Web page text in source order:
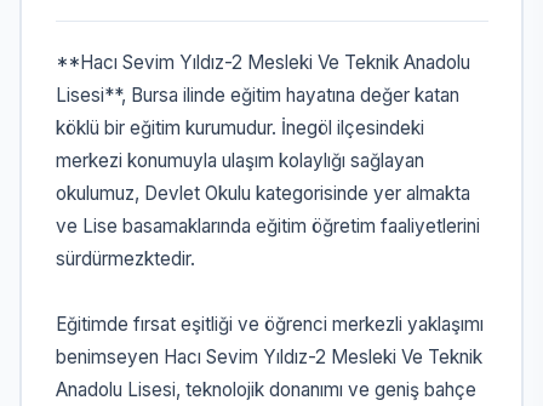
**Hacı Sevim Yıldız-2 Mesleki Ve Teknik Anadolu
Lisesi**, Bursa ilinde eğitim hayatına değer katan
köklü bir eğitim kurumudur. İnegöl ilçesindeki
merkezi konumuyla ulaşım kolaylığı sağlayan
okulumuz, Devlet Okulu kategorisinde yer almakta
ve Lise basamaklarında eğitim öğretim faaliyetlerini
sürdürmezktedir.
Eğitimde fırsat eşitliği ve öğrenci merkezli yaklaşımı
benimseyen Hacı Sevim Yıldız-2 Mesleki Ve Teknik
Anadolu Lisesi, teknolojik donanımı ve geniş bahçe